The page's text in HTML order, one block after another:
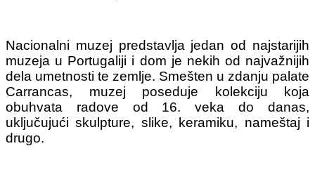
Nacionalni muzej predstavlja jedan od najstarijih
muzeja u Portugaliji i dom je nekih od najvažnijih
dela umetnosti te zemlje. Smešten u zdanju palate
Carrancas, muzej poseduje kolekciju koja
obuhvata radove od 16. veka do danas,
uključujući skulpture, slike, keramiku, nameštaj i
drugo.